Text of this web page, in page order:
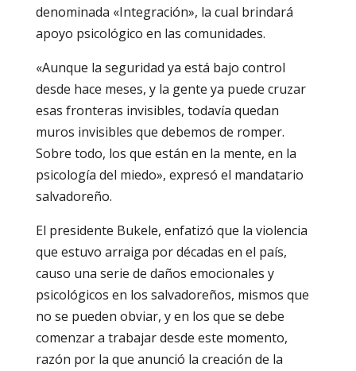
denominada «Integración», la cual brindará
apoyo psicológico en las comunidades.
«Aunque la seguridad ya está bajo control
desde hace meses, y la gente ya puede cruzar
esas fronteras invisibles, todavía quedan
muros invisibles que debemos de romper.
Sobre todo, los que están en la mente, en la
psicología del miedo», expresó el mandatario
salvadoreño.
El presidente Bukele, enfatizó que la violencia
que estuvo arraiga por décadas en el país,
causo una serie de daños emocionales y
psicológicos en los salvadoreños, mismos que
no se pueden obviar, y en los que se debe
comenzar a trabajar desde este momento,
razón por la que anunció la creación de la